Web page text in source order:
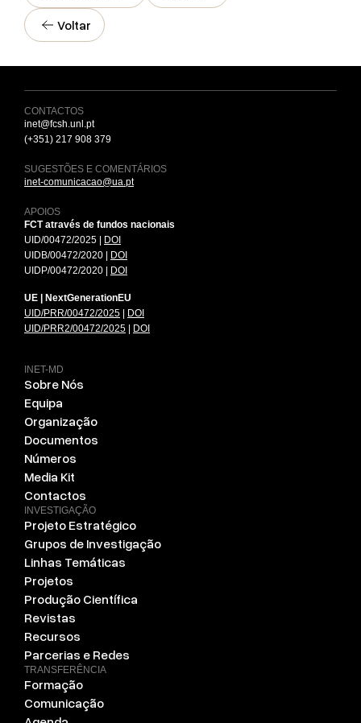
Voltar
CONTACTOS
inet@fcsh.unl.pt
(+351) 217 908 379
SUGESTÕES E COMENTÁRIOS
inet-comunicacao@ua.pt
APOIOS
FCT através de fundos nacionais
UID/00472/2025 |
DOI
UIDB/00472/2020 |
DOI
UIDP/00472/2020 |
DOI
UE | NextGenerationEU
UID/PRR/00472/2025
DOI
UID/PRR2/00472/2025
DOI
INET-MD
Sobre Nós
Equipa
Organização
Documentos
Números
Media Kit
Contactos
INVESTIGAÇÃO
Projeto Estratégico
Grupos de Investigação
Linhas Temáticas
Projetos
Produção Científica
Revistas
Recursos
Parcerias e Redes
TRANSFERÊNCIA
Formação
Comunicação